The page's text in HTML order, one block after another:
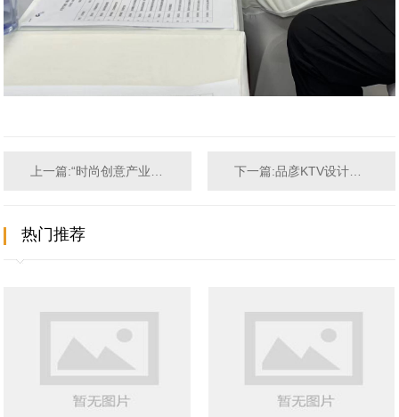
下一篇:品彦KTV设计荣誉担任深圳市文化创意行业协会理事...
热门推荐